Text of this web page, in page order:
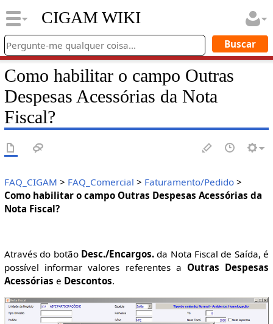
CIGAM WIKI
Como habilitar o campo Outras
Despesas Acessórias da Nota
Fiscal?
FAQ_CIGAM > FAQ_Comercial > Faturamento/Pedido>
Como habilitar o campo Outras Despesas Acessórias da
Nota Fiscal?
Através do botão Desc./Encargos.da Nota Fiscal de Saída, é
possível informar valores referentes a Outras Despesas
Acessórias e Descontos.